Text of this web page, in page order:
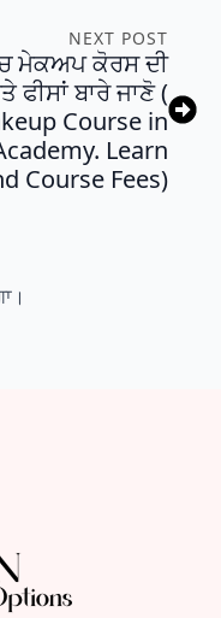
NEXT POST
ਮੇਕਅਪ ਕੋਰਸ ਦੀ
ਫੀਸਾਂ ਬਾਰੇ ਜਾਣੋ (
Course in
Learn
Course Fees)